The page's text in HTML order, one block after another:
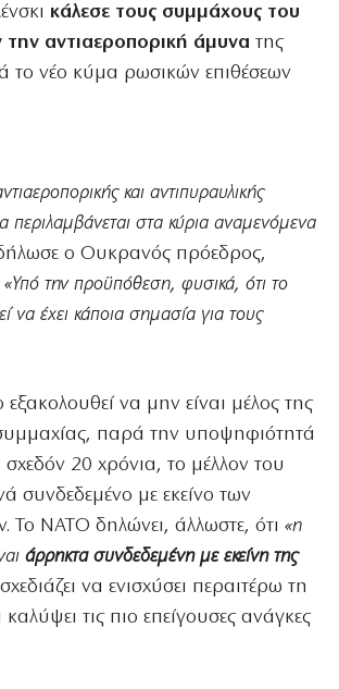
κάλεσε τους συμμάχους του
την αντιαεροπορική άμυνα της
το νέο κύμα ρωσικών επιθέσεων
και αντιπυραυλικής
περιλαμβάνεται στα κύρια αναμενόμενα
ο Ουκρανός πρόεδρος,
«Υπό την προϋπόθεση, φυσικά, ότι το
να έχει κάποια σημασία για τους
εξακολουθεί να μην είναι μέλος της
παρά την υποψηφιότητά
20 χρόνια, το μέλλον του
συνδεδεμένο με εκείνο των
Το ΝΑΤΟ δηλώνει, άλλωστε, ότι «η
άρρηκτα συνδεδεμένη με εκείνη της
να ενισχύσει περαιτέρω τη
τις πιο επείγουσες ανάγκες